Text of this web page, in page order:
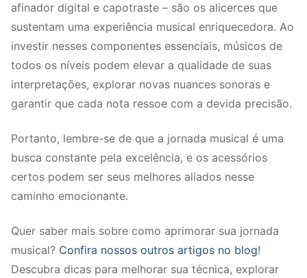
afinador digital e capotraste – são os alicerces que
sustentam uma experiência musical enriquecedora. Ao
investir nesses componentes essenciais, músicos de
todos os níveis podem elevar a qualidade de suas
interpretações, explorar novas nuances sonoras e
garantir que cada nota ressoe com a devida precisão.
Portanto, lembre-se de que a jornada musical é uma
busca constante pela excelência, e os acessórios
certos podem ser seus melhores aliados nesse
caminho emocionante.
Quer saber mais sobre como aprimorar sua jornada
musical? Confira nossos outros artigos no blog!
Descubra dicas para melhorar sua técnica, explorar